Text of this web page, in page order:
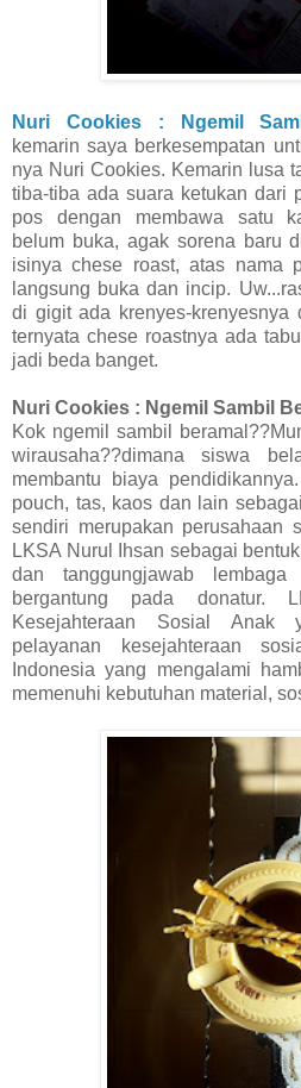
Nuri Cookies : Ngemil
kemarin saya berkesempatan
nya Nuri Cookies. Kemarin lusa
tiba-tiba ada suara ketukan dari
pos dengan membawa satu
belum buka, agak sorena baru
isinya chese roast, atas nama
langsung buka dan incip.
di gigit ada krenyes-krenyesnya
ternyata chese roastnya ada
jadi beda banget.
Nuri Cookies : Ngemil Sambil
Kok ngemil sambil
wirausaha??dimana siswa
membantu biaya
pouch, tas, kaos dan lain
sendiri merupakan perusahaan
LKSA Nurul Ihsan sebagai
dan tanggungjawab
bergantung pada donatur.
Kesejahteraan Sosial Anak
pelayanan kesejahteraan
Indonesia yang mengalami
memenuhi kebutuhan material,